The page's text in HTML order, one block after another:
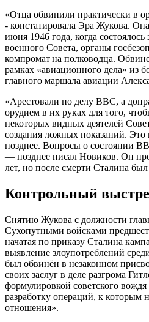
«Отца обвинили практически в
- констатировала Эра Жукова.
июня 1946 года, когда
военного Совета, органы
компромат на полководца.
рамках «авиационного дела» из
главного маршала авиации
«Арестовали по делу ВВС, а
орудием в их руках для того,
некоторых видных деятелей
создания ложных показаний. Это
позднее. Вопросы о состоянии
— позднее писал Новиков. Он
лет, но после смерти Сталина
Контрольный
Снятию Жукова с должности
Сухопутными войсками
начатая по приказу Сталина
выявление злоупотреблений
был обвинён в незаконном
своих заслуг в деле разгрома
формулировкой советского вождя
разработку операций, к которым
отношения».